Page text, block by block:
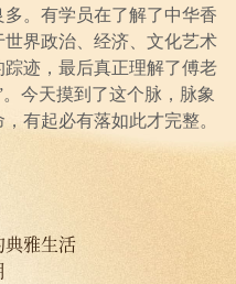
。有学员在了解了中华香
界政治、经济、文化艺术
迹，最后真正理解了傅老
今天摸到了这个脉，脉象
有起必有落如此才完整。
雅生活